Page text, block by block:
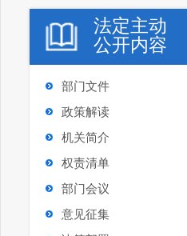
法定主动
公开内容
部门文件
政策解读
机关简介
权责清单
部门会议
意见征集